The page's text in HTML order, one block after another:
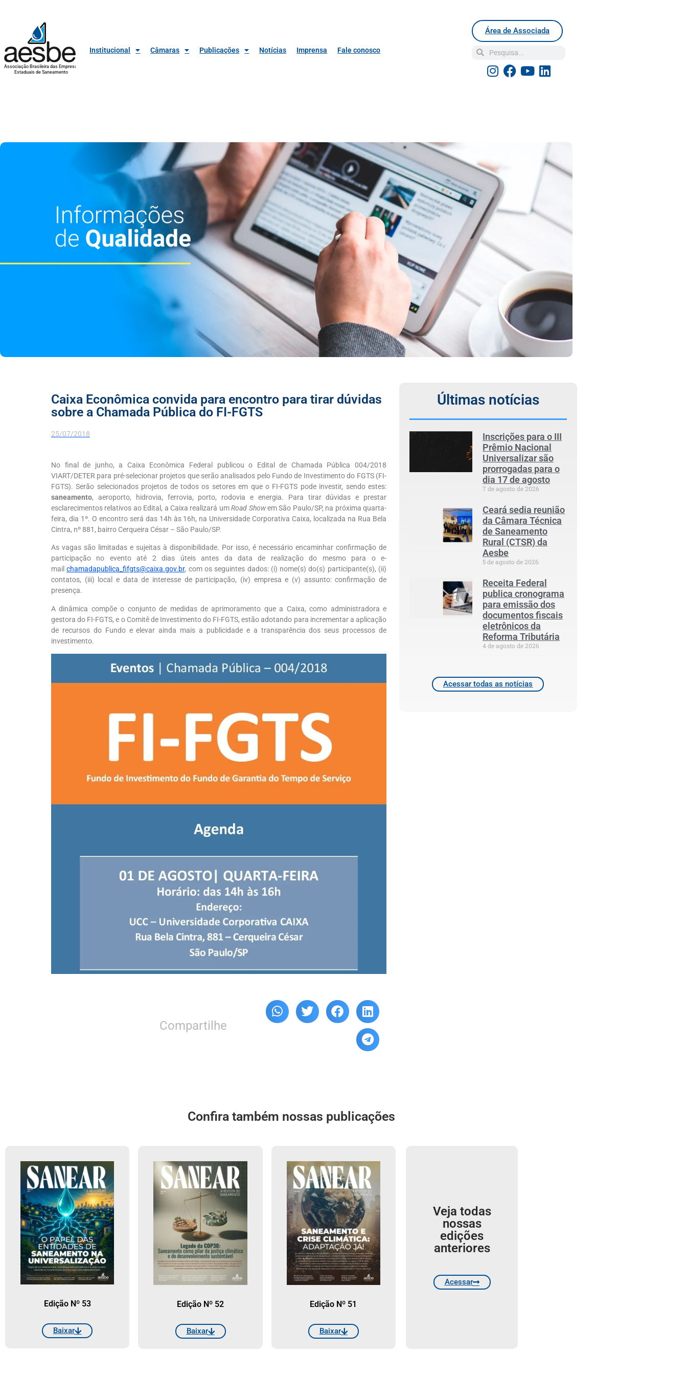
Associação Brasileira das Empresas
Estaduais de Saneamento
Institucional Câmaras Publicações Notícias Imprensa Fale conosco
Área de Associada
Caixa Econômica convida para encontro para tirar dúvidas
sobre a Chamada Pública do FI-FGTS
25/07/2018
No final de junho, a Caixa Econômica Federal publicou o Edital de Chamada Pública 004/2018
VIART/DETER para pré-selecionar projetos que serão analisados pelo Fundo de Investimento do FGTS (FI-
FGTS). Serão selecionados projetos de todos os setores em que o FI-FGTS pode investir, sendo estes:
saneamento, aeroporto, hidrovia, ferrovia, porto, rodovia e energia. Para tirar dúvidas e prestar
esclarecimentos relativos ao Edital, a Caixa realizará umRoad Showem São Paulo/SP, na próxima quarta-
feira, dia 1º. O encontro será das 14h às 16h, na Universidade Corporativa Caixa, localizada na Rua Bela
Cintra, nº 881, bairro Cerqueira César – São Paulo/SP.
As vagas são limitadas e sujeitas à disponibilidade. Por isso, é necessário encaminhar confirmação de
participação no evento até 2 dias úteis antes da data de realização do mesmo para o e-
mailchamadapublica_fifgts@caixa.gov.br, com os seguintes dados: (i) nome(s) do(s) participante(s), (ii)
contatos, (iii) local e data de interesse de participação, (iv) empresa e (v) assunto: confirmação de
presença.
A dinâmica compõe o conjunto de medidas de aprimoramento que a Caixa, como administradora e
gestora do FI-FGTS, e o Comitê de Investimento do FI-FGTS, estão adotando para incrementar a aplicação
de recursos do Fundo e elevar ainda mais a publicidade e a transparência dos seus processos de
investimento.
Compartilhe
Últimas notícias
Inscrições para o III
Prêmio Nacional
Universalizar são
prorrogadas para o
dia 17 de agosto
7 de agosto de 2026
Ceará sedia reunião
da Câmara Técnica
de Saneamento
Rural (CTSR) da
Aesbe
5 de agosto de 2026
Receita Federal
publica cronograma
para emissão dos
documentos fiscais
eletrônicos da
Reforma Tributária
4 de agosto de 2026
Acessar todas as notícias
Confira também nossas publicações
Edição Nº 53
Baixar
Edição Nº 52
Baixar
Edição Nº 51
Baixar
Veja todas
nossas
edições
anteriores
Acessar